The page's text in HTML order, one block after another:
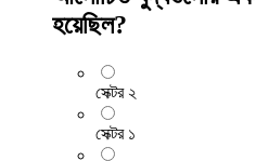
হয়েছিল?
সেক্টর ২
সেক্টর ১